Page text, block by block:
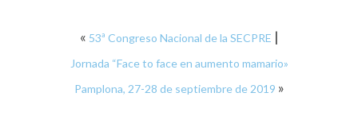
« 53ª Congreso Nacional de la SECPRE |
Jornada “Face to face en aumento mamario»
Pamplona, 27-28 de septiembre de 2019 »